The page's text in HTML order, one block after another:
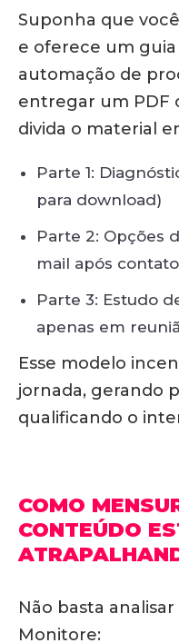
Suponha que
e oferece um
automação de
entregar um PDF
divida o material
Parte 1:
para download)
Parte 2: Opções
mail após
Parte 3: Estudo
apenas em
Esse modelo
jornada, gerando
qualificando o
COMO
CONTEÚDO
Não basta
Monitore: